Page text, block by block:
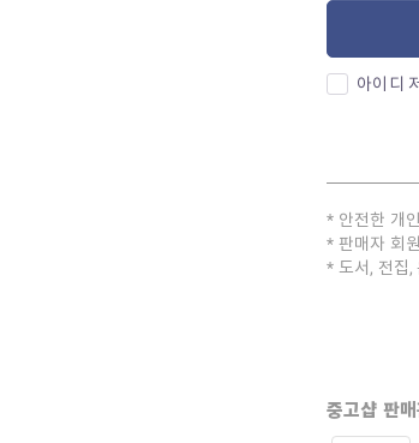
아이디
안전한 개
판매자 회
도서, 전집,
중고샵 판